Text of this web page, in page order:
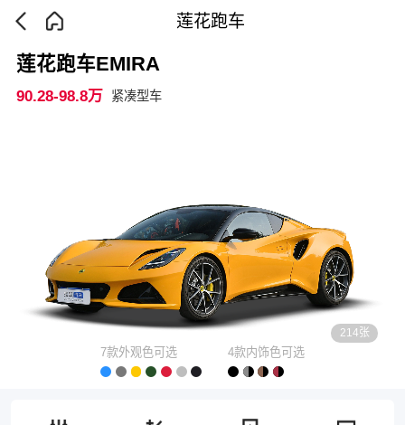
莲花跑车
214张
莲花跑车EMIRA
90.28-98.8万 紧凑型车
7款外观色可选 4款内饰色可选